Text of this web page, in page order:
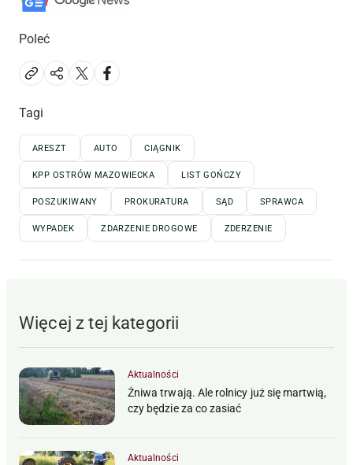
Poleć
Tagi
ARESZT AUTO CIĄGNIK
KPP OSTRÓW MAZOWIECKA LIST GOŃCZY
POSZUKIWANY PROKURATURA SĄD SPRAWCA
WYPADEK ZDARZENIE DROGOWE ZDERZENIE
Więcej z tej kategorii
Aktualności
Żniwa trwają. Ale rolnicy już się martwią,
czy będzie za co zasiać
Aktualności